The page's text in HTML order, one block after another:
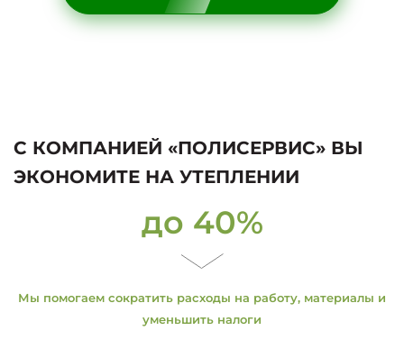
С КОМПАНИЕЙ «ПОЛИСЕРВИС» ВЫ
ЭКОНОМИТЕ НА УТЕПЛЕНИИ
до 40%
Мы помогаем сократить расходы на работу, материалы и
уменьшить налоги